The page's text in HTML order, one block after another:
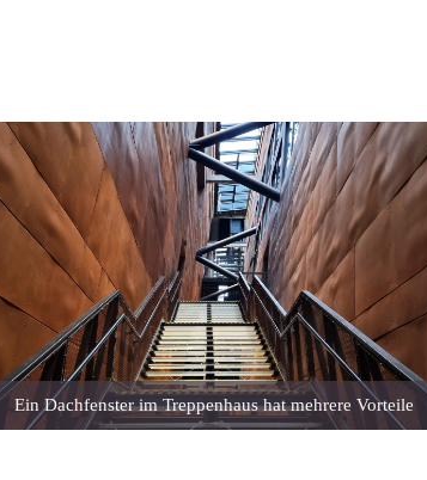
Ein Dachfenster im Treppenhaus hat mehrere Vorteile